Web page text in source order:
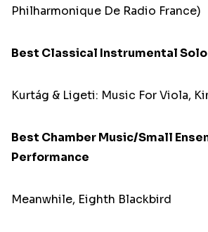
Philharmonique De Radio France)
Best Classical Instrumental Solo
Kurtág & Ligeti: Music For Viola,
Best Chamber Music/Small
Performance
Meanwhile, Eighth Blackbird